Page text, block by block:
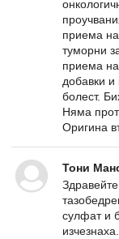
приема
туморни
приема
добавки и
болест.
Няма
Оригина
Тони
сулфат и